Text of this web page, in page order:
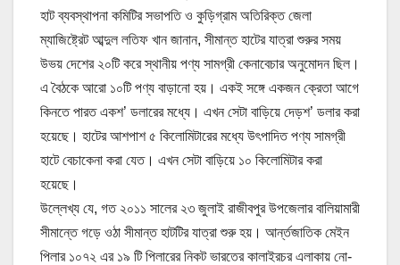
হাট ব্যবস্থাপনা কমিটির সভাপতি ও কুড়িগ্রাম অতিরিক্ত জেলা
ম্যাজিষ্ট্রেট আব্দুল লতিফ খান জানান, সীমান্ত হাটের যাত্রা শুরুর সময়
উভয় দেশের ২০টি করে স্থানীয় পণ্য সামগ্রী কেনাবেচার অনুমোদন ছিল।
এ বৈঠকে আরো ১০টি পণ্য বাড়ানো হয়। একই সঙ্গে একজন ক্রেতা আগে
কিনতে পারত একশ’ ডলারের মধ্যে। এখন সেটা বাড়িয়ে দেড়শ’ ডলার করা
হয়েছে। হাটের আশপাশ ৫ কিলোমিটারের মধ্যে উৎপাদিত পণ্য সামগ্রী
হাটে বেচাকেনা করা যেত। এখন সেটা বাড়িয়ে ১০ কিলোমিটার করা
হয়েছে।
উল্লেখ্য যে, গত ২০১১ সালের ২৩ জুলাই রাজীবপুর উপজেলার বালিয়ামারী
সীমান্তে গড়ে ওঠা সীমান্ত হাটটির যাত্রা শুরু হয়। আর্ন্তজাতিক মেইন
পিলার ১০৭২ এর ১৯ টি পিলারের নিকট ভারতের কালাইরচর এলাকায় নো-